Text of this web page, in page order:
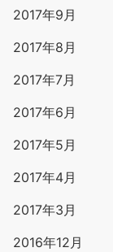
2017年9月
2017年8月
2017年7月
2017年6月
2017年5月
2017年4月
2017年3月
2016年12月